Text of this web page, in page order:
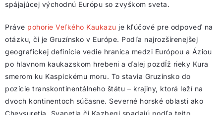
spájajúcej východnú Európu so zvyškom sveta.
Práve pohorie Veľkého Kaukazu je kľúčové pre odpoveď na
otázku, či je Gruzínsko v Európe. Podľa najrozšírenejšej
geografickej definície vedie hranica medzi Európou a Áziou
po hlavnom kaukazskom hrebeni a ďalej pozdĺž rieky Kura
smerom ku Kaspickému moru. To stavia Gruzínsko do
pozície transkontinentálneho štátu – krajiny, ktorá leží na
dvoch kontinentoch súčasne. Severné horské oblasti ako
Chevsuretia, Svanetia či Kazbegi spadajú podľa tejto